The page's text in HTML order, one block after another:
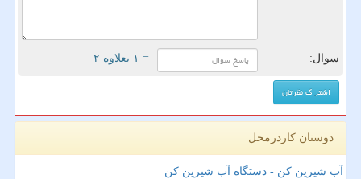
سوال: = ۱ بعلاوه ۲
دوستان کاردرمحل
آب شیرین کن - دستگاه آب شیرین کن